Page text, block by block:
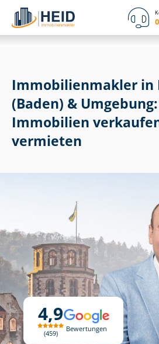
4,9
459
Bewertungen
Im­mo­bi­li­en­mak­ler in
(Baden) &
Immobilien
vermieten